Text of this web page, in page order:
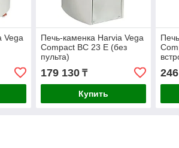
Vega
Печь-каменка Harvia Vega
Compact BC 23 Е (без
пульта)
179 130₸
Купить